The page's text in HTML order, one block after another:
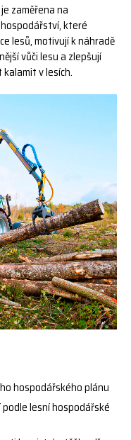
je zaměřena na
které
lesů, motivují k náhradě
vůči lesu a zlepšují
v lesích.
hospodářského plánu
lesní hospodářské